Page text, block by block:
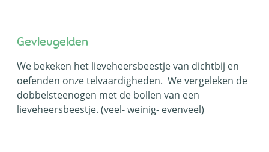
Gevleugelden
We bekeken het lieveheersbeestje van dichtbij en
oefenden onze telvaardigheden. We vergeleken de
dobbelsteenogen met de bollen van een
lieveheersbeestje. (veel- weinig- evenveel)